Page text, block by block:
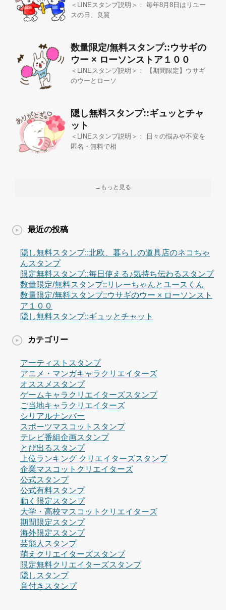
＜LINEスタンプ説明＞： 毎年8月8日はリユー
スの日。良質
数量限定/無料スタンプ::ウサギの
ウー × ローソンストア１００
＜LINEスタンプ説明＞： 【期間限定】ウサギ
のウーとローソ
隠し無料スタンプ::ギュッとチャ
ット
＜LINEスタンプ説明＞： 日々の悩みや不安を
匿名・無料で相
→もっと見る
最近の投稿
隠し無料スタンプ::北欧、暮らしの道具店のネコちゃ
んスタンプ
限定無料スタンプ::毎日使える♪気持ち伝わるスタンプ
数量限定/無料スタンプ::リレーちゃんとユースくん
数量限定/無料スタンプ::ウサギのウー × ローソンスト
ア１００
隠し無料スタンプ::ギュッとチャット
カテゴリー
アーティストスタンプ
アニメ・マンガキャラクリエイターズ
オススメスタンプ
ゲームキャラクリエイターズスタンプ
ご当地キャラクリエイターズ
シリアルナンバー
スポーツマスコットスタンプ
テレビ番組企画スタンプ
とび出るスタンプ
上位ランキング クリエイターズスタンプ
企業マスコットクリエイターズ
公式スタンプ
公式有料スタンプ
動く限定スタンプ
大学・高校マスコットクリエイターズ
期間限定スタンプ
海外限定スタンプ
芸能人スタンプ
萌えクリエイターズスタンプ
限定無料クリエイターズスタンプ
隠しスタンプ
音付きスタンプ